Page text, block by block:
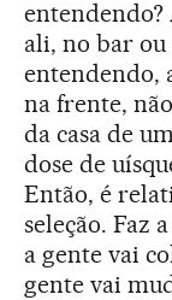
entendendo?
ali, no bar ou
entendendo,
na frente,
da casa de
dose de
Então, é
seleção. Faz
a gente vai
gente vai